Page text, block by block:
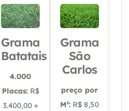
Grama
Batatais
4.000
Placas: R$
3.400,00 +
Grama
São
Carlos
preço por
M²: R$ 8,50